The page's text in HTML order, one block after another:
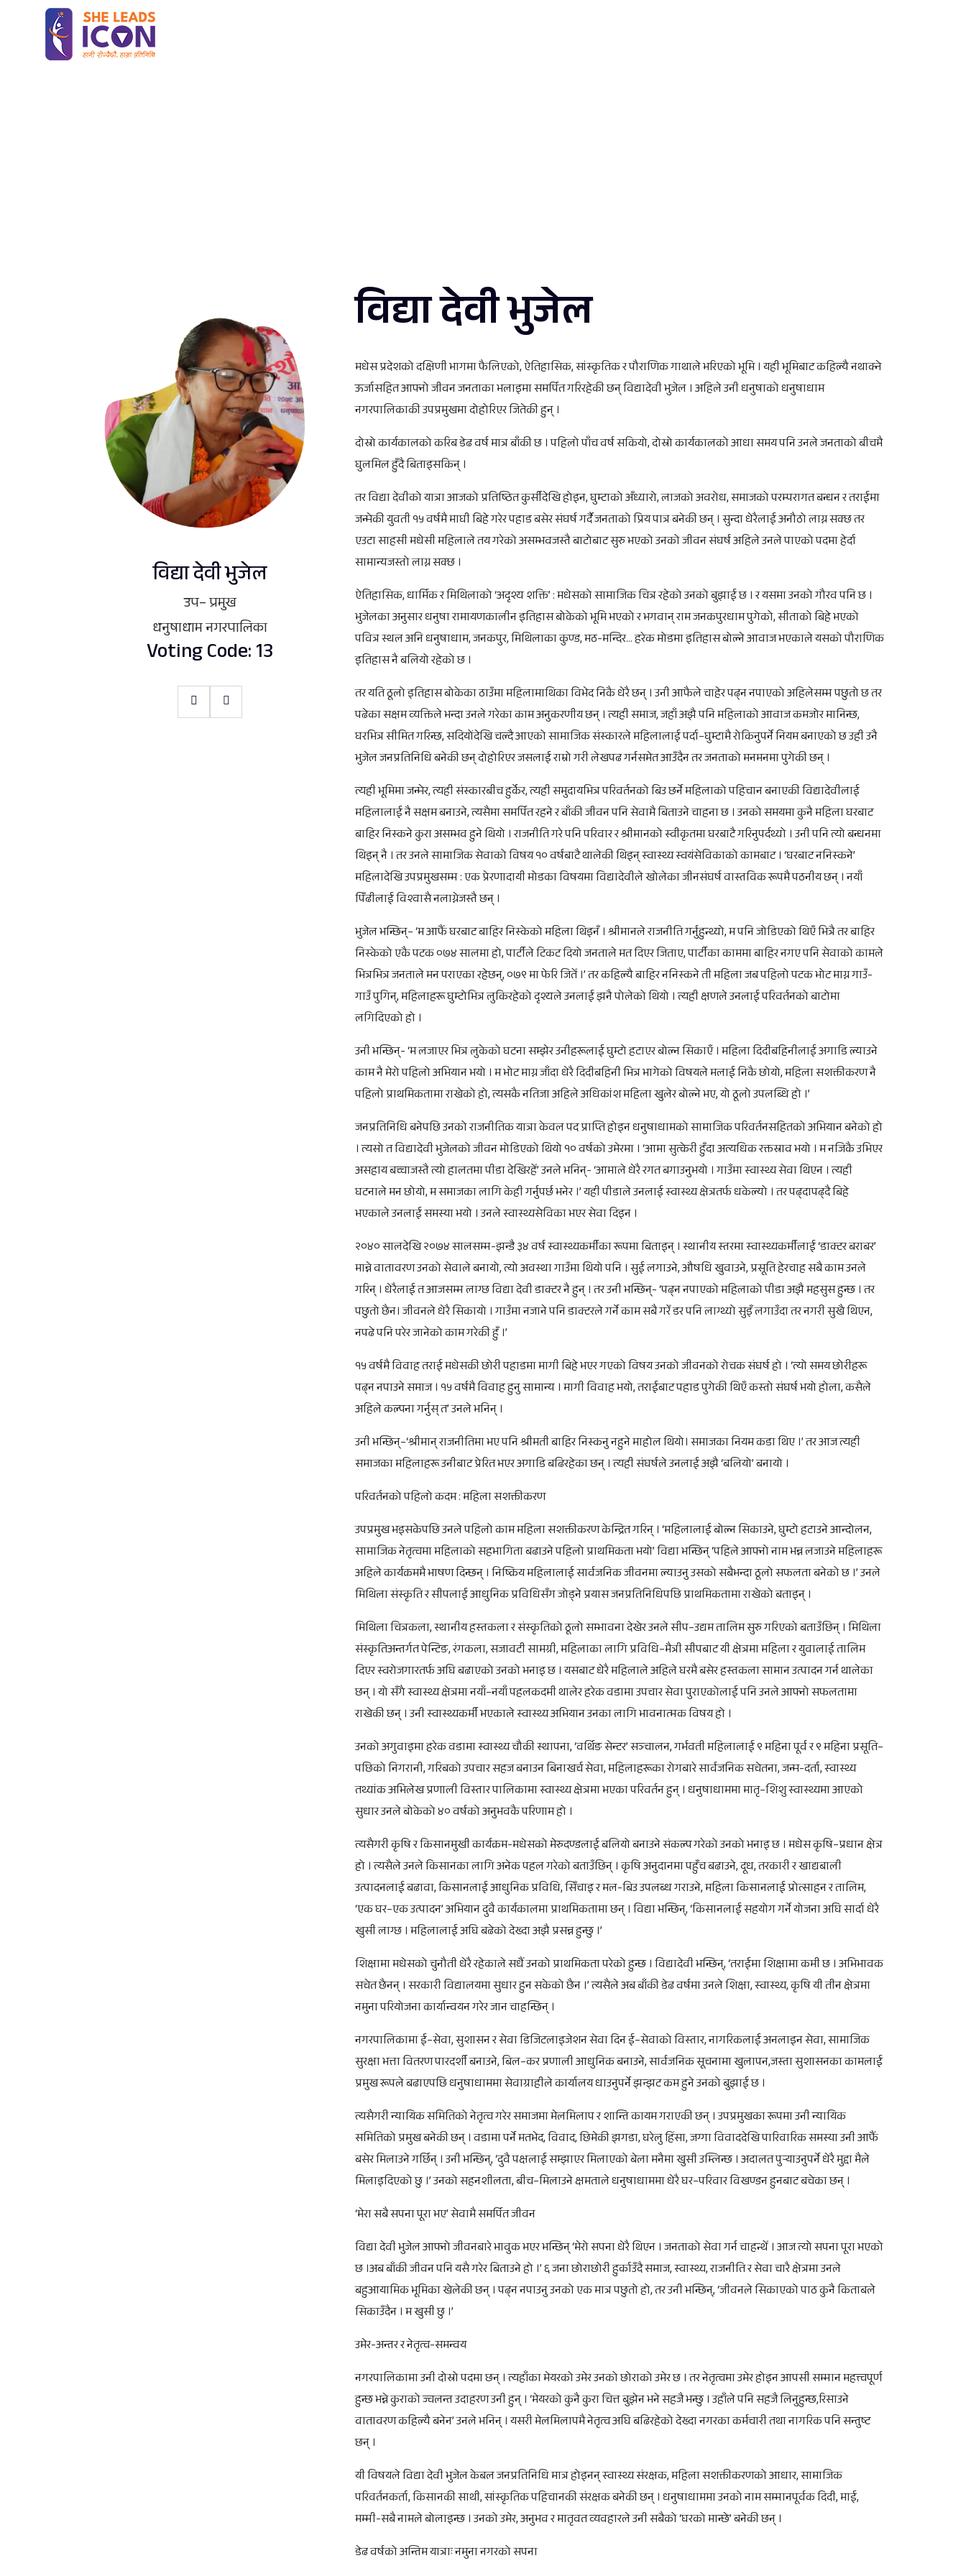
विद्या देवी भुजेल
उप– प्रमुख
धनुषाधाम नगरपालिका
Voting Code: 13
विद्या देवी भुजेल
मधेस प्रदेशको दक्षिणी भागमा फैलिएको, ऐतिहासिक, सांस्कृतिक र पौराणिक गाथाले भरिएको भूमि । यही भूमिबाट कहिल्यै नथाक्ने
ऊर्जासहित आफ्नो जीवन जनताका भलाइमा समर्पित गरिरहेकी छन् विद्यादेवी भुजेल । अहिले उनी धनुषाको धनुषाधाम
नगरपालिकाकी उपप्रमुखमा दोहोरिएर जितेकी हुन् ।
दोस्रो कार्यकालको करिब डेढ वर्ष मात्र बाँकी छ । पहिलो पाँच वर्ष सकियो, दोस्रो कार्यकालको आधा समय पनि उनले जनताको बीचमै
घुलमिल हुँदै बिताइसकिन् ।
तर विद्या देवीको यात्रा आजको प्रतिष्ठित कुर्सीदेखि होइन, घुम्टाको अँध्यारो, लाजको अवरोध, समाजको परम्परागत बन्धन र तराईमा
जन्मेकी युवती १५ वर्षमै माघी बिहे गरेर पहाड बसेर संघर्ष गर्दै जनताको प्रिय पात्र बनेकी छन् । सुन्दा धेरैलाई अनौठो लाग्न सक्छ तर
एउटा साहसी मधेसी महिलाले तय गरेको असम्भवजस्तै बाटोबाट सुरु भएको उनको जीवन संघर्ष अहिले उनले पाएको पदमा हेर्दा
सामान्यजस्तो लाग्न सक्छ ।
ऐतिहासिक, धार्मिक र मिथिलाको ‘अदृश्य शक्ति’ : मधेसको सामाजिक चित्र रहेको उनको बुझाई छ । र यसमा उनको गौरव पनि छ ।
भुजेलका अनुसार धनुषा रामायणकालीन इतिहास बोकेको भूमि भएको र भगवान् राम जनकपुरधाम पुगेको, सीताको बिहे भएको
पवित्र स्थल अनि धनुषाधाम, जनकपुर, मिथिलाका कुण्ड, मठ-मन्दिर… हरेक मोडमा इतिहास बोल्ने आवाज भएकाले यसको पौराणिक
इतिहास नै बलियो रहेको छ ।
तर यति ठूलो इतिहास बोकेका ठाउँमा महिलामाथिका विभेद निकै धेरै छन् । उनी आफैले चाहेर पढ्न नपाएको अहिलेसम्म पछुतो छ तर
पढेका सक्षम व्यक्तिले भन्दा उनले गरेका काम अनुकरणीय छन् । त्यही समाज, जहाँ अझै पनि महिलाको आवाज कमजोर मानिन्छ,
घरभित्र सीमित गरिन्छ, सदियोंदेखि चल्दै आएको सामाजिक संस्कारले महिलालाई पर्दा–घुम्टामै रोकिनुपर्ने नियम बनाएको छ उही उनै
भुजेल जनप्रतिनिधि बनेकी छन् दोहोरिएर जसलाई राम्रो गरी लेखपढ गर्नसमेत आउँदैन तर जनताको मनमनमा पुगेकी छन् ।
त्यही भूमिमा जन्मेर, त्यही संस्कारबीच हुर्केर, त्यही समुदायभित्र परिवर्तनको बिउ छर्ने महिलाको पहिचान बनाएकी विद्यादेवीलाई
महिलालाई नै सक्षम बनाउने, त्यसैमा समर्पित रहने र बाँकी जीवन पनि सेवामै बिताउने चाहना छ । उनको समयमा कुनै महिला घरबाट
बाहिर निस्कने कुरा असम्भव हुने थियो । राजनीति गरे पनि परिवार र श्रीमानको स्वीकृतमा घरबाटै गरिनुपर्दथ्यो । उनी पनि त्यो बन्धनमा
थिइन् नै । तर उनले सामाजिक सेवाको विषय १० वर्षबाटै थालेकी थिइन् स्वास्थ्य स्वयंसेविकाको कामबाट । ‘घरबाट ननिस्कने’
महिलादेखि उपप्रमुखसम्म : एक प्रेरणादायी मोडका विषयमा विद्यादेवीले खोलेका जीनसंघर्ष वास्तविक रूपमै पठनीय छन् । नयाँ
पिँढीलाई विश्वासै नलाग्नेजस्तै छन् ।
भुजेल भन्छिन्– ‘म आफैँ घरबाट बाहिर निस्केको महिला थिइनँ । श्रीमानले राजनीति गर्नुहुन्थ्यो, म पनि जोडिएको थिएँ भित्रै तर बाहिर
निस्केको एकै पटक ०७४ सालमा हो, पार्टीले टिकट दियो जनताले मत दिएर जिताए, पार्टीका काममा बाहिर नगए पनि सेवाको कामले
भित्रभित्र जनताले मन पराएका रहेछन्, ०७९ मा फेरि जितेँ ।’ तर कहिल्यै बाहिर ननिस्कने ती महिला जब पहिलो पटक भोट माग्न गाउँ-
गाउँ पुगिन्, महिलाहरू घुम्टोभित्र लुकिरहेको दृश्यले उनलाई झनै पोलेको थियो । त्यही क्षणले उनलाई परिवर्तनको बाटोमा
लगिदिएको हो ।
उनी भन्छिन्- ‘म लजाएर भित्र लुकेको घटना सम्झेर उनीहरूलाई घुम्टो हटाएर बोल्न सिकाएँ । महिला दिदीबहिनीलाई अगाडि ल्याउने
काम नै मेरो पहिलो अभियान भयो । म भोट माग्न जाँदा धेरै दिदीबहिनी भित्र भागेको विषयले मलाई निकै छोयो, महिला सशक्तीकरण नै
पहिलो प्राथमिकतामा राखेको हो, त्यसकै नतिजा अहिले अधिकांश महिला खुलेर बोल्ने भए, यो ठूलो उपलब्धि हो ।’
जनप्रतिनिधि बनेपछि उनको राजनीतिक यात्रा केवल पद प्राप्ति होइन धनुषाधामको सामाजिक परिवर्तनसहितको अभियान बनेको हो
। त्यसो त विद्यादेवी भुजेलको जीवन मोडिएको थियो १० वर्षको उमेरमा । ‘आमा सुत्केरी हुँदा अत्यधिक रक्तस्राव भयो । म नजिकै उभिएर
असहाय बच्चाजस्तै त्यो हालतमा पीडा देखिरहेँ’ उनले भनिन्- ‘आमाले धेरै रगत बगाउनुभयो । गाउँमा स्वास्थ्य सेवा थिएन । त्यही
घटनाले मन छोयो, म समाजका लागि केही गर्नुपर्छ भनेर ।’ यही पीडाले उनलाई स्वास्थ्य क्षेत्रतर्फ धकेल्यो । तर पढ्दापढ्दै बिहे
भएकाले उनलाई समस्या भयो । उनले स्वास्थ्यसेविका भएर सेवा दिइन ।
२०४० सालदेखि २०७४ सालसम्म-झन्डै ३४ वर्ष स्वास्थ्यकर्मीका रूपमा बिताइन् । स्थानीय स्तरमा स्वास्थ्यकर्मीलाई ‘डाक्टर बराबर’
मान्ने वातावरण उनको सेवाले बनायो, त्यो अवस्था गाउँमा थियो पनि । सुई लगाउने, औषधि खुवाउने, प्रसूति हेरचाह सबै काम उनले
गरिन् । धेरैलाई त आजसम्म लाग्छ विद्या देवी डाक्टर नै हुन् । तर उनी भन्छिन्- ‘पढ्न नपाएको महिलाको पीडा अझै महसुस हुन्छ । तर
पछुतो छैन। जीवनले धेरै सिकायो । गाउँमा नजाने पनि डाक्टरले गर्ने काम सबै गरेँ डर पनि लाग्थ्यो सुइँ लगाउँदा तर नगरी सुखै थिएन,
नपढे पनि परेर जानेको काम गरेकी हुँ ।’
१५ वर्षमै विवाह तराई मधेसकी छोरी पहाडमा मागी बिहे भएर गएको विषय उनको जीवनको रोचक संघर्ष हो । ‘त्यो समय छोरीहरू
पढ्न नपाउने समाज । १५ वर्षमै विवाह हुनु सामान्य । मागी विवाह भयो, तराईबाट पहाड पुगेकी थिएँ कस्तो संघर्ष भयो होला, कसैले
अहिले कल्पना गर्नुस् त’ उनले भनिन् ।
उनी भन्छिन्–‘श्रीमान् राजनीतिमा भए पनि श्रीमती बाहिर निस्कनु नहुने माहोल थियो। समाजका नियम कडा थिए ।’ तर आज त्यही
समाजका महिलाहरू उनीबाट प्रेरित भएर अगाडि बढिरहेका छन् । त्यही संघर्षले उनलाई अझै ‘बलियो’ बनायो ।
परिवर्तनको पहिलो कदम : महिला सशक्तीकरण
उपप्रमुख भइसकेपछि उनले पहिलो काम महिला सशक्तीकरण केन्द्रित गरिन् । ‘महिलालाई बोल्न सिकाउने, घुम्टो हटाउने आन्दोलन,
सामाजिक नेतृत्वमा महिलाको सहभागिता बढाउने पहिलो प्राथमिकता भयो’ विद्या भन्छिन् ‘पहिले आफ्नो नाम भन्न लजाउने महिलाहरू
अहिले कार्यक्रममै भाषण दिन्छन् । निष्क्रिय महिलालाई सार्वजनिक जीवनमा ल्याउनु उसको सबैभन्दा ठूलो सफलता बनेको छ ।’ उनले
मिथिला संस्कृति र सीपलाई आधुनिक प्रविधिसँग जोड्ने प्रयास जनप्रतिनिधिपछि प्राथमिकतामा राखेको बताइन् ।
मिथिला चित्रकला, स्थानीय हस्तकला र संस्कृतिको ठूलो सम्भावना देखेर उनले सीप–उद्यम तालिम सुरु गरिएको बताउँछिन् । मिथिला
संस्कृतिअन्तर्गत पेन्टिङ, रंगकला, सजावटी सामग्री, महिलाका लागि प्रविधि–मैत्री सीपबाट यी क्षेत्रमा महिला र युवालाई तालिम
दिएर स्वरोजगारतर्फ अघि बढाएको उनको भनाइ छ । यसबाट धेरै महिलाले अहिले घरमै बसेर हस्तकला सामान उत्पादन गर्न थालेका
छन् । यो सँगै स्वास्थ्य क्षेत्रमा नयाँ–नयाँ पहलकदमी थालेर हरेक वडामा उपचार सेवा पुराएकोलाई पनि उनले आफ्नो सफलतामा
राखेकी छन् । उनी स्वास्थ्यकर्मी भएकाले स्वास्थ्य अभियान उनका लागि भावनात्मक विषय हो ।
उनको अगुवाइमा हरेक वडामा स्वास्थ्य चौकी स्थापना, ‘वर्थिङ सेन्टर’ सञ्चालन, गर्भवती महिलालाई ९ महिना पूर्व र ९ महिना प्रसूति–
पछिको निगरानी, गरिबको उपचार सहज बनाउन बिनाखर्च सेवा, महिलाहरूका रोगबारे सार्वजनिक सचेतना, जन्म-दर्ता, स्वास्थ्य
तथ्यांक अभिलेख प्रणाली विस्तार पालिकामा स्वास्थ्य क्षेत्रमा भएका परिवर्तन हुन् । धनुषाधाममा मातृ–शिशु स्वास्थ्यमा आएको
सुधार उनले बोकेको ४० वर्षको अनुभवकै परिणाम हो ।
त्यसैगरी कृषि र किसानमुखी कार्यक्रम-मधेसको मेरुदण्डलाई बलियो बनाउने संकल्प गरेको उनको भनाइ छ । मधेस कृषि–प्रधान क्षेत्र
हो । त्यसैले उनले किसानका लागि अनेक पहल गरेको बताउँछिन् । कृषि अनुदानमा पहुँच बढाउने, दूध, तरकारी र खाद्यबाली
उत्पादनलाई बढावा, किसानलाई आधुनिक प्रविधि, सिँचाइ र मल-बिउ उपलब्ध गराउने, महिला किसानलाई प्रोत्साहन र तालिम,
‘एक घर–एक उत्पादन’ अभियान दुवै कार्यकालमा प्राथमिकतामा छन् । विद्या भन्छिन्, ‘किसानलाई सहयोग गर्ने योजना अघि सार्दा धेरै
खुसी लाग्छ । महिलालाई अघि बढेको देख्दा अझै प्रसन्न हुन्छु ।’
शिक्षामा मधेसको चुनौती धेरै रहेकाले सधैँ उनको प्राथमिकता परेको हुन्छ । विद्यादेवी भन्छिन्, ‘तराईमा शिक्षामा कमी छ । अभिभावक
सचेत छैनन् । सरकारी विद्यालयमा सुधार हुन सकेको छैन ।’ त्यसैले अब बाँकी डेढ वर्षमा उनले शिक्षा, स्वास्थ्य, कृषि यी तीन क्षेत्रमा
नमुना परियोजना कार्यान्वयन गरेर जान चाहन्छिन् ।
नगरपालिकामा ई–सेवा, सुशासन र सेवा डिजिटलाइजेशन सेवा दिन ई–सेवाको विस्तार, नागरिकलाई अनलाइन सेवा, सामाजिक
सुरक्षा भत्ता वितरण पारदर्शी बनाउने, बिल–कर प्रणाली आधुनिक बनाउने, सार्वजनिक सूचनामा खुलापन,जस्ता सुशासनका कामलाई
प्रमुख रूपले बढाएपछि धनुषाधाममा सेवाग्राहीले कार्यालय धाउनुपर्ने झन्झट कम हुने उनको बुझाई छ ।
त्यसैगरी न्यायिक समितिको नेतृत्व गरेर समाजमा मेलमिलाप र शान्ति कायम गराएकी छन् । उपप्रमुखका रूपमा उनी न्यायिक
समितिको प्रमुख बनेकी छन् । वडामा पर्ने मतभेद, विवाद, छिमेकी झगडा, घरेलु हिंसा, जग्गा विवाददेखि पारिवारिक समस्या उनी आफैँ
बसेर मिलाउने गर्छिन् । उनी भन्छिन्, ‘दुवै पक्षलाई सम्झाएर मिलाएको बेला मनैमा खुसी उम्लिन्छ । अदालत पुर्‍याउनुपर्ने धेरै मुद्दा मैले
मिलाइदिएको छु ।’ उनको सहनशीलता, बीच–मिलाउने क्षमताले धनुषाधाममा धेरै घर–परिवार विखण्डन हुनबाट बचेका छन् ।
‘मेरा सबै सपना पूरा भए’ सेवामै समर्पित जीवन
विद्या देवी भुजेल आफ्नो जीवनबारे भावुक भएर भन्छिन् ‘मेरो सपना धेरै थिएन । जनताको सेवा गर्न चाहन्थेँ । आज त्यो सपना पूरा भएको
छ ।अब बाँकी जीवन पनि यसै गरेर बिताउने हो ।’ ६ जना छोराछोरी हुर्काउँदै समाज, स्वास्थ्य, राजनीति र सेवा चारै क्षेत्रमा उनले
बहुआयामिक भूमिका खेलेकी छन् । पढ्न नपाउनु उनको एक मात्र पछुतो हो, तर उनी भन्छिन्, ‘जीवनले सिकाएको पाठ कुनै किताबले
सिकाउँदैन । म खुसी छु ।’
उमेर-अन्तर र नेतृत्व-समन्वय
नगरपालिकामा उनी दोस्रो पदमा छन् । त्यहाँका मेयरको उमेर उनको छोराको उमेर छ । तर नेतृत्वमा उमेर होइन आपसी सम्मान महत्त्वपूर्ण
हुन्छ भन्ने कुराको ज्वलन्त उदाहरण उनी हुन् । ‘मेयरको कुनै कुरा चित्त बुझेन भने सहजै भन्छु । उहाँले पनि सहजै लिनुहुन्छ,रिसाउने
वातावरण कहिल्यै बनेन’ उनले भनिन् । यसरी मेलमिलापमै नेतृत्व अघि बढिरहेको देख्दा नगरका कर्मचारी तथा नागरिक पनि सन्तुष्ट
छन् ।
यी विषयले विद्या देवी भुजेल केबल जनप्रतिनिधि मात्र होइनन् स्वास्थ्य संरक्षक, महिला सशक्तीकरणको आधार, सामाजिक
परिवर्तनकर्ता, किसानकी साथी, सांस्कृतिक पहिचानकी संरक्षक बनेकी छन् । धनुषाधाममा उनको नाम सम्मानपूर्वक दिदी, माई,
मम्मी-सबै नामले बोलाइन्छ । उनको उमेर, अनुभव र मातृवत व्यवहारले उनी सबैको ‘घरको मान्छे’ बनेकी छन् ।
डेढ वर्षको अन्तिम यात्राः नमुना नगरको सपना